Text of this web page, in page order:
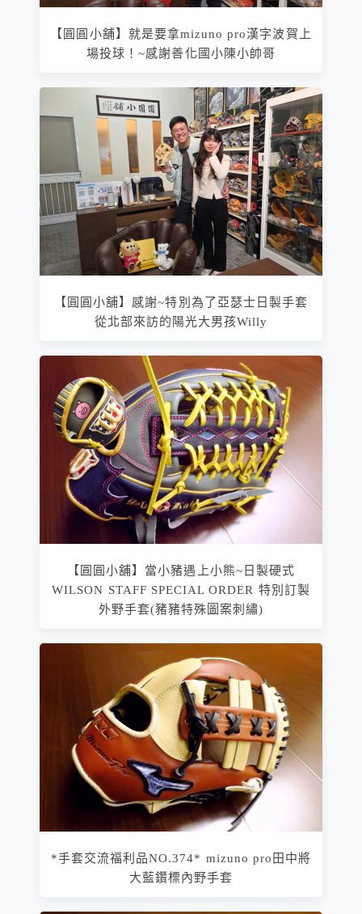
【圓圓小舖】就是要拿mizuno pro漢字波賀上
場投球！~感謝善化國小陳小帥哥
【圓圓小舖】感謝~特別為了亞瑟士日製手套
從北部來訪的陽光大男孩Willy
【圓圓小舖】當小豬遇上小熊~日製硬式
WILSON STAFF SPECIAL ORDER 特別訂製
外野手套(豬豬特殊圖案刺繡)
*手套交流福利品NO.374* mizuno pro田中將
大藍鑽標內野手套